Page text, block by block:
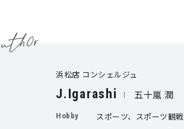
浜松店 コンシェルジュ
J.Igarashi 五十嵐 潤
Hobby スポーツ、スポーツ観戦